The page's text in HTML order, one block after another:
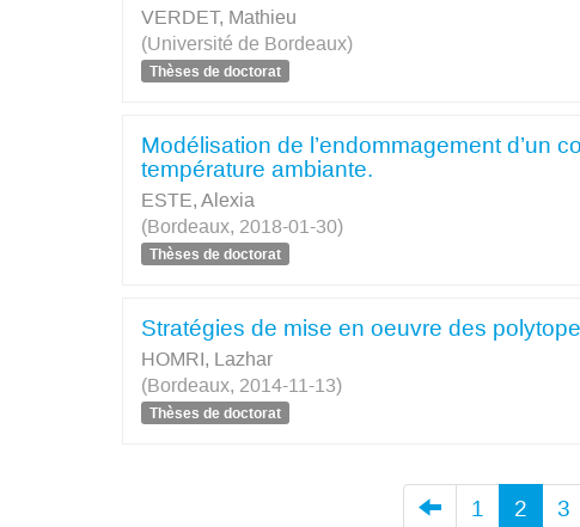
VERDET, Mathieu
(Université de Bordeaux)
Thèses de doctorat
Modélisation de l’endommagement d’un
température ambiante.
ESTE, Alexia
(Bordeaux, 2018-01-30)
Thèses de doctorat
Stratégies de mise en oeuvre des
HOMRI, Lazhar
(Bordeaux, 2014-11-13)
Thèses de doctorat
1 2 3